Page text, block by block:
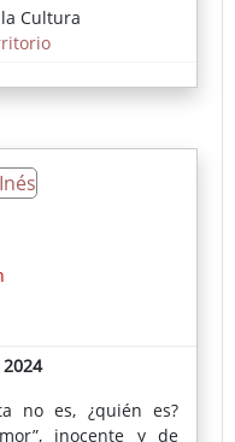
ha perdido el
piense que es un
esposa. El
que hay
el más mínimo
el encierro que se
Cultura
no es, ¿quién es?
inocente y de